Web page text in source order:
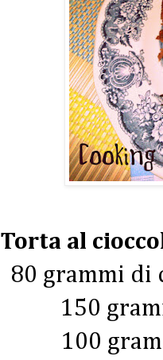
Torta al
80 grammi di
150
100